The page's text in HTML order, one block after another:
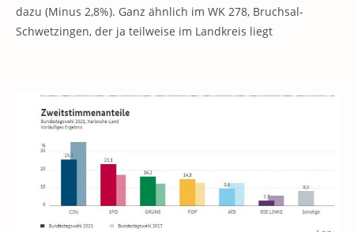
dazu (Minus 2,8%). Ganz ähnlich im WK 278, Bruchsal-
Schwetzingen, der ja teilweise im Landkreis liegt